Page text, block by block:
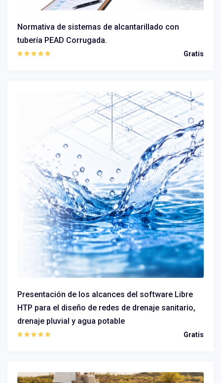
Normativa de sistemas de alcantarillado con
tubería PEAD Corrugada.
Gratis
Presentación de los alcances del software Libre
HTP para el diseño de redes de drenaje sanitario,
drenaje pluvial y agua potable
Gratis